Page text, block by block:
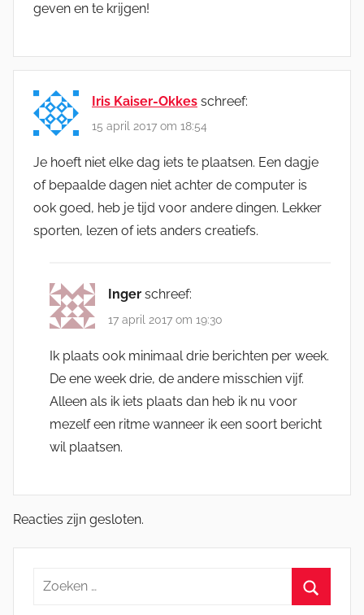
geven en te krijgen!
Iris Kaiser-Okkes schreef:
15 april 2017 om 18:54
Je hoeft niet elke dag iets te plaatsen. Een dagje
of bepaalde dagen niet achter de computer is
ook goed, heb je tijd voor andere dingen. Lekker
sporten, lezen of iets anders creatiefs.
Inger schreef:
17 april 2017 om 19:30
Ik plaats ook minimaal drie berichten per week.
De ene week drie, de andere misschien vijf.
Alleen als ik iets plaats dan heb ik nu voor
mezelf een ritme wanneer ik een soort bericht
wil plaatsen.
Reacties zijn gesloten.
Zoeken